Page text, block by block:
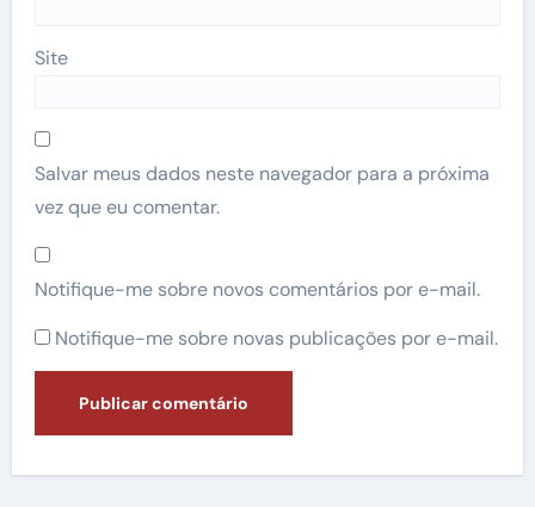
Site
Salvar meus dados neste navegador para a próxima
vez que eu comentar.
Notifique-me sobre novos comentários por e-mail.
Notifique-me sobre novas publicações por e-mail.